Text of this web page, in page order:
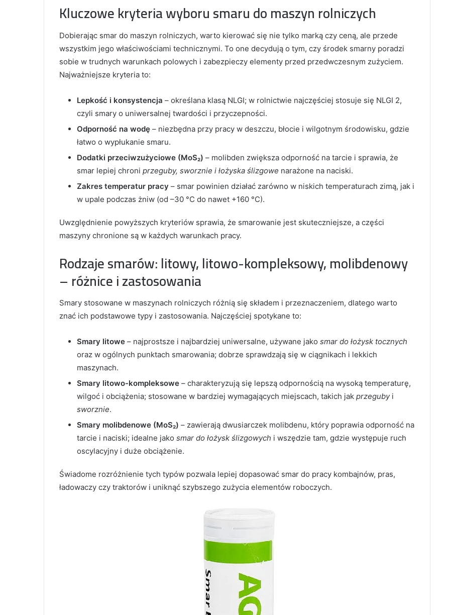
Kluczowe kryteria wyboru smaru do maszyn rolniczych
Dobierając smar do maszyn rolniczych, warto kierować się nie tylko marką czy ceną, ale przede
wszystkim jego właściwościami technicznymi. To one decydują o tym, czy środek smarny poradzi
sobie w trudnych warunkach polowych i zabezpieczy elementy przed przedwczesnym zużyciem.
Najważniejsze kryteria to:
Lepkość i konsystencja – określana klasą NLGI; w rolnictwie najczęściej stosuje się NLGI 2,
czyli smary o uniwersalnej twardości i przyczepności.
Odporność na wodę – niezbędna przy pracy w deszczu, błocie i wilgotnym środowisku, gdzie
łatwo o wypłukanie smaru.
Dodatki przeciwzużyciowe (MoS₂) – molibden zwiększa odporność na tarcie i sprawia, że
smar lepiej chroni przeguby, sworznie i łożyska ślizgowe narażone na naciski.
Zakres temperatur pracy – smar powinien działać zarówno w niskich temperaturach zimą, jak i
w upale podczas żniw (od –30 °C do nawet +160 °C).
Uwzględnienie powyższych kryteriów sprawia, że smarowanie jest skuteczniejsze, a części
maszyny chronione są w każdych warunkach pracy.
Rodzaje smarów: litowy, litowo-kompleksowy, molibdenowy
– różnice i zastosowania
Smary stosowane w maszynach rolniczych różnią się składem i przeznaczeniem, dlatego warto
znać ich podstawowe typy i zastosowania. Najczęściej spotykane to:
Smary litowe – najprostsze i najbardziej uniwersalne, używane jako smar do łożysk tocznych
oraz w ogólnych punktach smarowania; dobrze sprawdzają się w ciągnikach i lekkich
maszynach.
Smary litowo-kompleksowe – charakteryzują się lepszą odpornością na wysoką temperaturę,
wilgoć i obciążenia; stosowane w bardziej wymagających miejscach, takich jak przegubyi
sworznie.
Smary molibdenowe (MoS₂) – zawierają dwusiarczek molibdenu, który poprawia odporność na
tarcie i naciski; idealne jako smar do łożysk ślizgowych i wszędzie tam, gdzie występuje ruch
oscylacyjny i duże obciążenie.
Świadome rozróżnienie tych typów pozwala lepiej dopasować smar do pracy kombajnów, pras,
ładowaczy czy traktorów i uniknąć szybszego zużycia elementów roboczych.